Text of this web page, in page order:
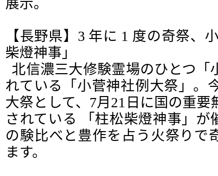
展示。
【長野県】3 年に 1 度の奇祭、
柴燈神事」
北信濃三大修験霊場のひとつ「
れている「小菅神社例大祭」。
大祭として、7月21日に国の重
されている 「柱松柴燈神事」が
の験比べと豊作を占う火祭りで
ます。